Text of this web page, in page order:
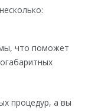
что поможет
процедур, а вы